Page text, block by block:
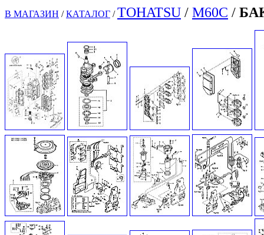
В МАГАЗИН / КАТАЛОГ /TOHATSU / M60C /